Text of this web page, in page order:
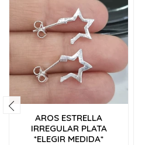
AROS ESTRELLA
IRREGULAR PLATA
*ELEGIR MEDIDA*